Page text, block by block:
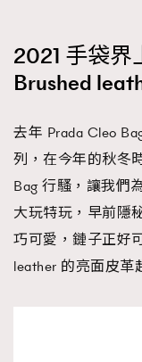
2021 手袋
Brushed
去年 Prada Cleo
列，在今年的秋冬
Bag 行騷，讓我們
大玩特玩，早前隱
巧可愛，鏈子正好
leather 的亮面皮革